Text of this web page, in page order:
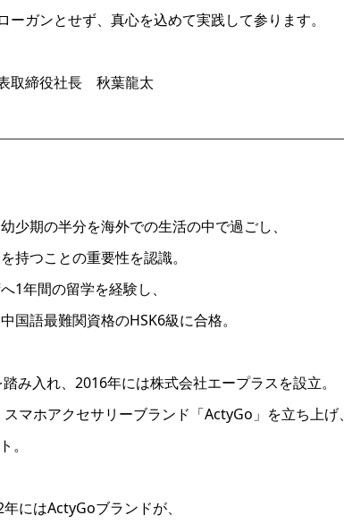
ーガンとせず、真心を込めて実践して参ります。
取締役社長 秋葉龍太
少期の半分を海外での生活の中で過ごし、
持つことの重要性を認識。
1年間の留学を経験し、
国語最難関資格のHSK6級に合格。
み入れ、2016年には株式会社エープラスを設立。
マホアクセサリーブランド「ActyGo」を立ち上げ、
。
にはActyGoブランドが、